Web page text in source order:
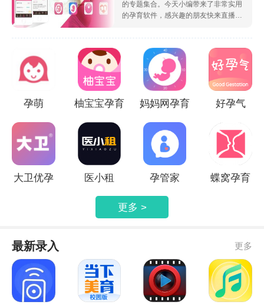
的专题集合。今天小编带来了非常实用
的孕育软件，感兴趣的朋友快来直播手
孕萌 柚宝宝孕育 妈妈网孕育 好孕气
大卫优孕 医小租 孕管家 蝶窝孕育
更多 >
最新录入 更多